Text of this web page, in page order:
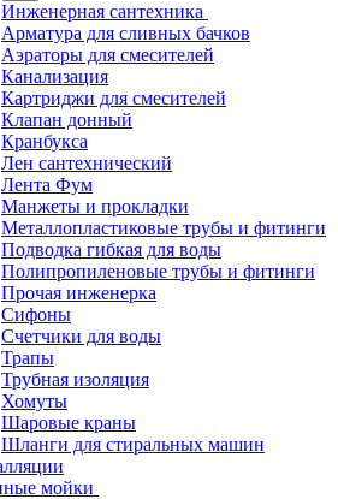
Инженерная сантехника
Арматура для сливных бачков
Аэраторы для смесителей
Канализация
Картриджи для смесителей
Клапан донный
Кранбукса
Лен сантехнический
Лента Фум
Манжеты и прокладки
Металлопластиковые трубы и фитинги
Подводка гибкая для воды
Полипропиленовые трубы и фитинги
Прочая инженерка
Сифоны
Счетчики для воды
Трапы
Трубная изоляция
Хомуты
Шаровые краны
Шланги для стиральных машин
мойки